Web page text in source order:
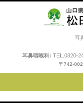
松田医院
耳
耳鼻咽喉科: TEL. 0820-
〒742-